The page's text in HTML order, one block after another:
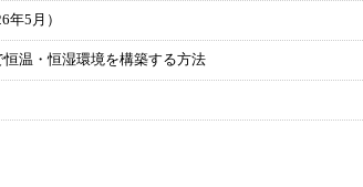
5月）
温・恒湿環境を構築する方法